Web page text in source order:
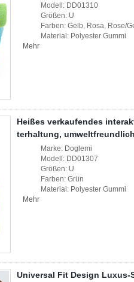
Modell: DD01310
Größen: U
Farben: Gelb, Rosa, Rose/
Material: Polyester Gummi
Mehr
Heißes verkaufendes
terhaltung,
Marke: Doglemi
Modell: DD01307
Größen: U
Farben: Grün
Material: Polyester Gummi
Mehr
Universal Fit Design Luxus-